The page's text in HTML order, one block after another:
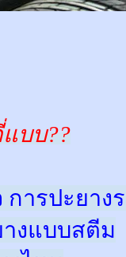
บบ??
ารปะยาง
งแบบสตีม